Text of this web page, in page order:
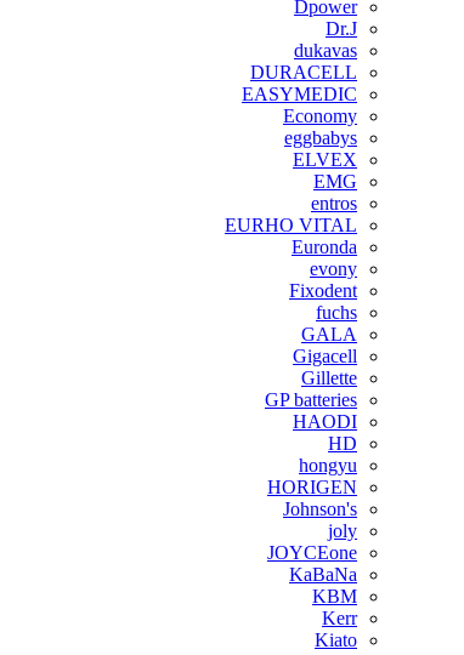
Dpower
Dr.J
dukavas
DURACELL
EASYMEDIC
Economy
eggbabys
ELVEX
EMG
entros
EURHO VITAL
Euronda
evony
Fixodent
fuchs
GALA
Gigacell
Gillette
GP batteries
HAODI
HD
hongyu
HORIGEN
Johnson's
joly
JOYCEone
KaBaNa
KBM
Kerr
Kiato